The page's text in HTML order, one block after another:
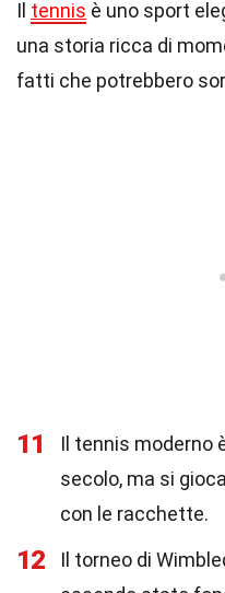
Il tennis è uno sport
una storia ricca di
fatti che potrebbero
11
Il tennis moderno
secolo, ma si
con le racchette.
12
Il torneo di